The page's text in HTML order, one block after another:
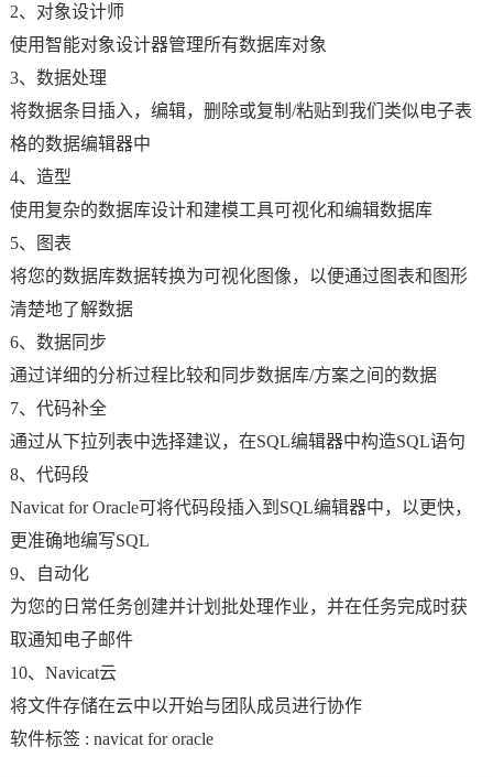
2、对象设计师
使用智能对象设计器管理所有数据库对象
3、数据处理
将数据条目插入，编辑，删除或复制/粘贴到我们类似电子表
格的数据编辑器中
4、造型
使用复杂的数据库设计和建模工具可视化和编辑数据库
5、图表
将您的数据库数据转换为可视化图像，以便通过图表和图形
清楚地了解数据
6、数据同步
通过详细的分析过程比较和同步数据库/方案之间的数据
7、代码补全
通过从下拉列表中选择建议，在SQL编辑器中构造SQL语句
8、代码段
Navicat for Oracle可将代码段插入到SQL编辑器中，以更快，
更准确地编写SQL
9、自动化
为您的日常任务创建并计划批处理作业，并在任务完成时获
取通知电子邮件
10、Navicat云
将文件存储在云中以开始与团队成员进行协作
软件标签 : navicat for oracle